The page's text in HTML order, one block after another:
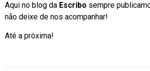
Aqui no blog da Escribo sempre
não deixe de nos acompanhar!
Até a próxima!